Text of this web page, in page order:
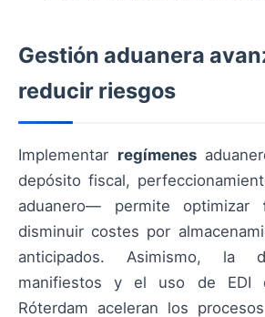
Gestión aduanera
reducir riesgos
Implementar regímenes
depósito fiscal,
aduanero— permite optimizar
disminuir costes por
anticipados. Asimismo, la
manifiestos y el uso de EDI
Róterdam aceleran los